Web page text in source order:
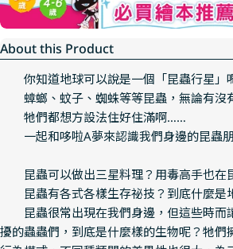
About this Product
你知道地球可以說是一個「昆蟲行星」
蟑螂、蚊子、蜘蛛等等昆蟲，無論有沒
牠們都想方設法住好住滿啊……
一起和哆啦A夢來認識我們身邊的昆蟲
昆蟲可以做出三星料理？用毒高手也在
昆蟲有各式各樣生存祕技？到底什麼是
昆蟲很常出現在我們身邊，但這些時而
擾的蟲蟲們，到底是什麼樣的生物呢？牠們